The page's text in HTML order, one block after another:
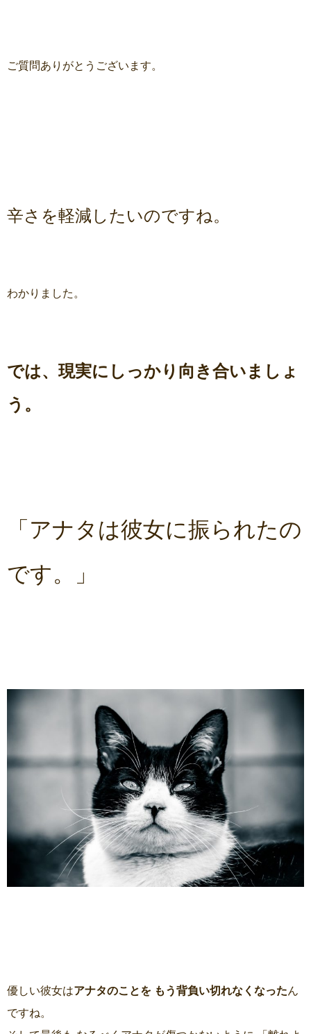
ご質問ありがとうございます。
辛さを軽減したいのですね。
わかりました。
では、現実にしっかり向き合いましょ
う。
「アナタは彼女に振られたの
です。」
優しい彼女はアナタのことを もう背負い切れなくなったん
ですね。